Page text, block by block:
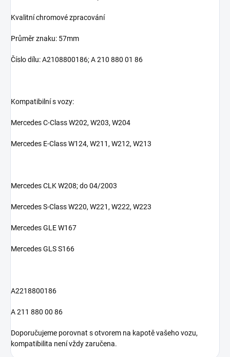
Kvalitní chromové zpracování
Průměr znaku: 57mm
Číslo dílu: A2108800186; A 210 880 01 86
Kompatibilní s vozy:
Mercedes C-Class W202, W203, W204
Mercedes E-Class W124, W211, W212, W213
Mercedes CLK W208; do 04/2003
Mercedes S-Class W220, W221, W222, W223
Mercedes GLE W167
Mercedes GLS S166
A2218800186
A 211 880 00 86
Doporučujeme porovnat s otvorem na kapotě vašeho vozu,
kompatibilita není vždy zaručena.